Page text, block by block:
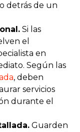
detrás de un
Si las
el
en
Según las
, deben
servicios
durante el
Guarden